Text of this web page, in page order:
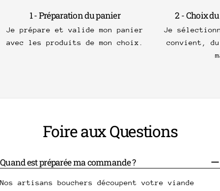
1 - Préparation du panier
Je prépare et valide mon panier
avec les produits de mon choix.
2 - Choix
Je
convient,
Foire aux Questions
Quand est préparée ma commande ?
Nos artisans bouchers découpent votre viande